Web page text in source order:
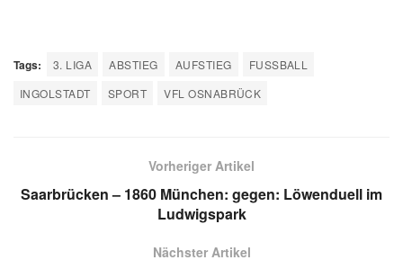
Tags: 3. LIGA ABSTIEG AUFSTIEG
FUSSBALL
INGOLSTADT
SPORT VFL OSNABRÜCK
Vorheriger Artikel
Saarbrücken – 1860 München: gegen: Löwenduell im
Ludwigspark
Nächster Artikel